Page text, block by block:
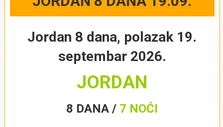
Jordan 8 dana, polazak 19.
septembar 2026.
JORDAN
8 DANA / 7 NOĆI